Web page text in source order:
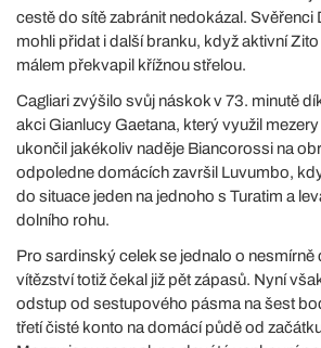
cestě do sítě zabránit nedokázal. Svěřenci
mohli přidat i další branku, když aktivní
málem překvapil křížnou střelou.
Cagliari zvýšilo svůj náskok v 73. minutě
akci Gianlucy Gaetana, který využil
ukončil jakékoliv naděje Biancorossi na
odpoledne domácích završil Luvumbo,
do situace jeden na jednoho s Turatim a
dolního rohu.
Pro sardinský celek se jednalo o nesmírně
vítězství totiž čekal již pět zápasů. Nyní
odstup od sestupového pásma na šest
třetí čisté konto na domácí půdě od